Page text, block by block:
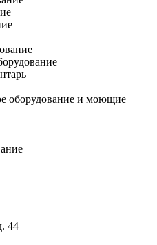
оборудование и моющие
44